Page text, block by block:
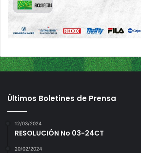
Últimos Boletines de Prensa
12/03/2024
RESOLUCIÓN No 03-24CT
20/02/2024